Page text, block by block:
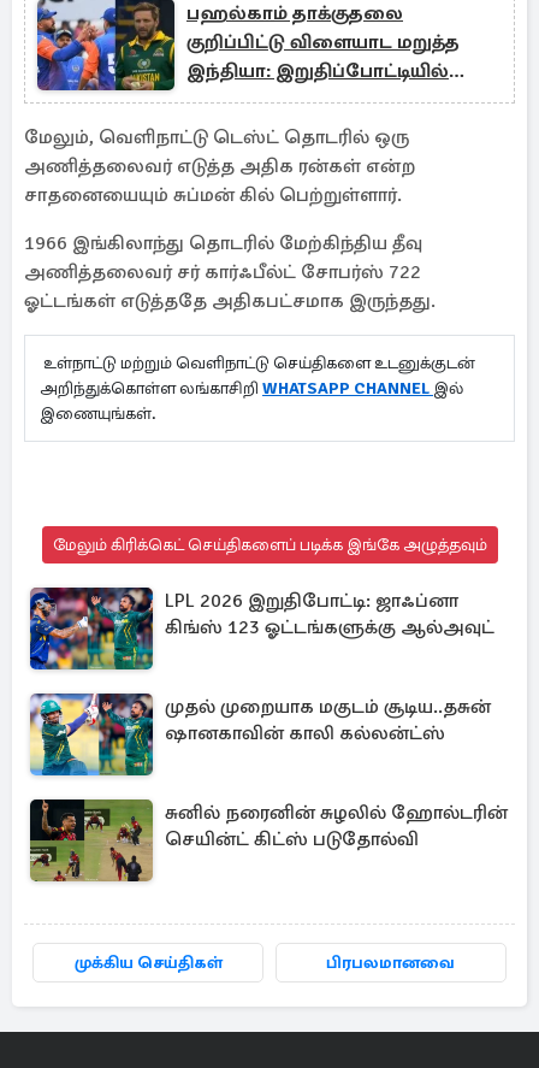
பஹல்காம் தாக்குதலை
குறிப்பிட்டு விளையாட மறுத்த
இந்தியா: இறுதிப்போட்டியில்
நுழைந்த பாகிஸ்தான்
மேலும், வெளிநாட்டு டெஸ்ட் தொடரில் ஒரு
அணித்தலைவர் எடுத்த அதிக ரன்கள் என்ற
சாதனையையும் சுப்மன் கில் பெற்றுள்ளார்.
1966 இங்கிலாந்து தொடரில் மேற்கிந்திய தீவு
அணித்தலைவர் சர் கார்ஃபீல்ட் சோபர்ஸ் 722
ஓட்டங்கள் எடுத்ததே அதிகபட்சமாக இருந்தது.
உள்நாட்டு மற்றும் வெளிநாட்டு செய்திகளை உடனுக்குடன்
அறிந்துக்கொள்ள லங்காசிறி WHATSAPP CHANNEL இல்
இணையுங்கள்.
மேலும் கிரிக்கெட் செய்திகளைப் படிக்க இங்கே அழுத்தவும்
LPL 2026 இறுதிபோட்டி: ஜாஃப்னா
கிங்ஸ் 123 ஓட்டங்களுக்கு ஆல்அவுட்
முதல் முறையாக மகுடம் சூடிய..தசுன்
ஷானகாவின் காலி கல்லன்ட்ஸ்
சுனில் நரைனின் சுழலில் ஹோல்டரின்
செயின்ட் கிட்ஸ் படுதோல்வி
முக்கிய செய்திகள் பிரபலமானவை